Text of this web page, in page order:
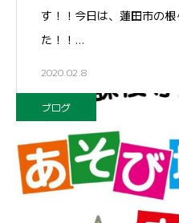
す！！今日は、蓮田市の
た！！…
2020.02.8
ブログ